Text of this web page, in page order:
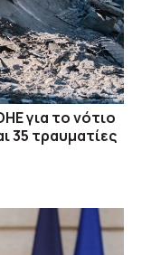
για το νότιο
35 τραυματίες